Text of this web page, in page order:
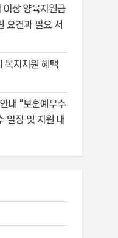
이상 양육지원금
요건과 필요 서
복지지원 혜택
내 “보훈예우수
일정 및 지원 내